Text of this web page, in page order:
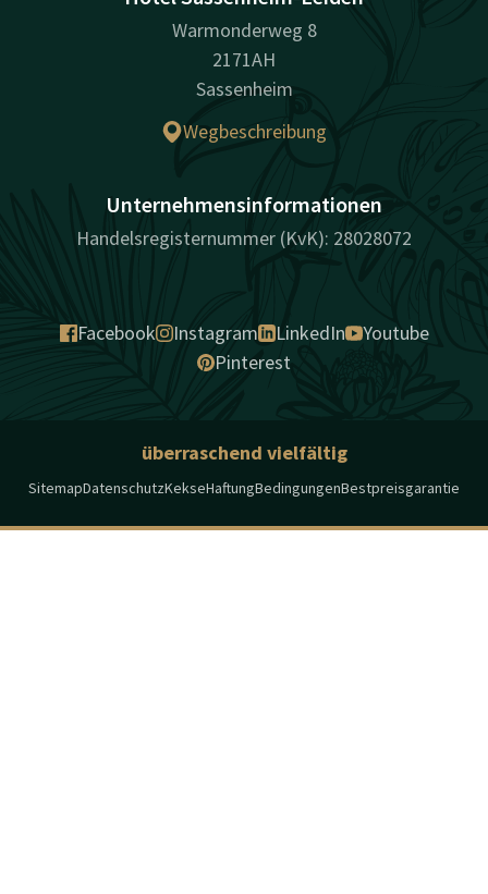
Warmonderweg 8
2171AH
Sassenheim
Wegbeschreibung
Unternehmensinformationen
Handelsregisternummer (KvK): 28028072
Facebook Instagram LinkedIn
Youtube
Pinterest
überraschend vielfältig
SitemapDatenschutzKekseHaftungBedingungenBestpreisgarantie